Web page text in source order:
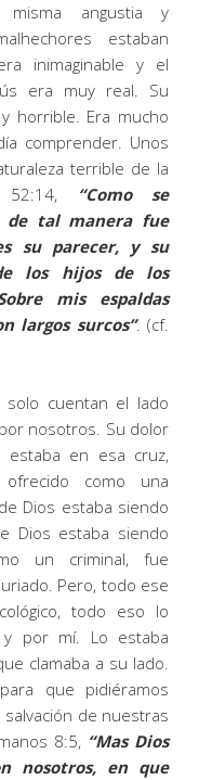
misma angustia y
estaban
inimaginable y el
era muy real. Su
horrible. Era mucho
comprender. Unos
terrible de la
52:14,
“Como se
de tal manera fue
su parecer, y su
los hijos de los
mis espaldas
largos surcos”. (cf.
solo cuentan el lado
nosotros. Su dolor
en esa cruz,
como una
Dios estaba siendo
Dios estaba siendo
un criminal, fue
Pero, todo ese
todo eso lo
por mí. Lo estaba
clamaba a su lado.
que pidiéramos
de nuestras
8:5, “Mas Dios
nosotros, en que